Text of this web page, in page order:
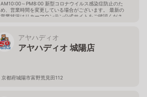
AM10:00～PM8:00 新型コロナウイルス感染症防止のた
め、営業時間を変更している場合がございます。 最新の
営業状況はリカーマウンテン公式サイトをご確認くださ
アヤハディオ
アヤハディオ 城陽店
京都府城陽市富野荒見田112